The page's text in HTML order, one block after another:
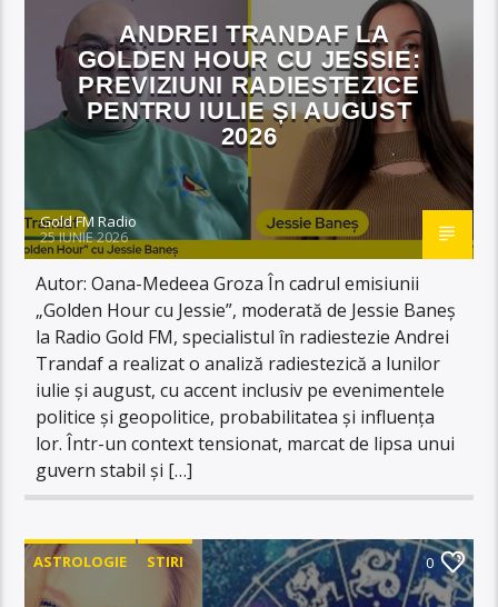
ANDREI TRANDAF LA
GOLDEN HOUR CU JESSIE:
PREVIZIUNI RADIESTEZICE
PENTRU IULIE ȘI AUGUST
2026
Gold FM Radio
25 IUNIE 2026
Autor: Oana-Medeea Groza În cadrul emisiunii
„Golden Hour cu Jessie”, moderată de Jessie Baneș
la Radio Gold FM, specialistul în radiestezie Andrei
Trandaf a realizat o analiză radiestezică a lunilor
iulie și august, cu accent inclusiv pe evenimentele
politice și geopolitice, probabilitatea și influența
lor. Într-un context tensionat, marcat de lipsa unui
guvern stabil și […]
ASTROLOGIE STIRI 0